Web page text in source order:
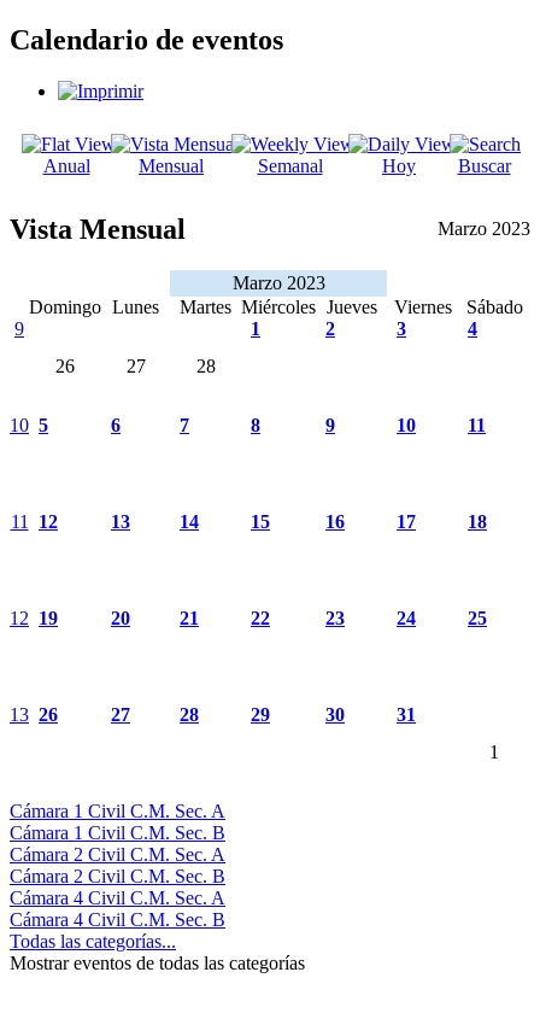
Calendario de eventos
Anual Mensual Semanal Hoy Buscar
Vista Mensual Marzo 2023
Marzo 2023
Domingo Lunes Martes Miércoles Jueves Viernes
Sábado
9
26
27 28
1 2 3 4
10 5 6 7 8 9 10 11
11 12 13 14 15 16 17 18
12 19 20 21 22 23 24 25
13 26 27 28 29 30
31
1
Cámara 1 Civil C.M. Sec. A
Cámara 1 Civil C.M. Sec. B
Cámara 2 Civil C.M. Sec. A
Cámara 2 Civil C.M. Sec. B
Cámara 4 Civil C.M. Sec. A
Cámara 4 Civil C.M. Sec. B
Todas las categorías...
Mostrar eventos de todas las categorías